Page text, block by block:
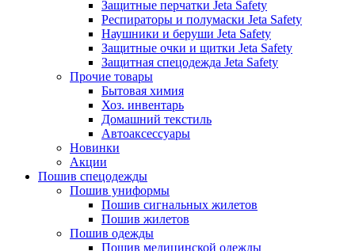
Защитные перчатки Jeta Safety
Респираторы и полумаски Jeta Safety
Наушники и беруши Jeta Safety
Защитные очки и щитки Jeta Safety
Защитная спецодежда Jeta Safety
Прочие товары
Бытовая химия
Хоз. инвентарь
Домашний текстиль
Автоаксессуары
Новинки
Акции
Пошив спецодежды
Пошив униформы
Пошив сигнальных жилетов
Пошив жилетов
Пошив одежды
Пошив медицинской одежды